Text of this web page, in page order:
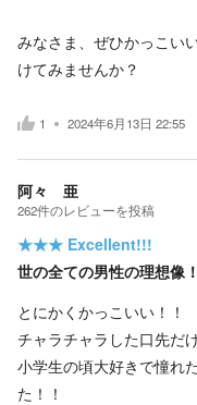
みなさま、ぜひかっこい
けてみませんか？
1 2024年6月13日 22:55
阿々 亜
262件のレビューを投稿
★★★ Excellent!!!
世の全ての男性の理想像
とにかくかっこいい！！
チャラチャラした口先だ
小学生の頃大好きで憧れ
た！！